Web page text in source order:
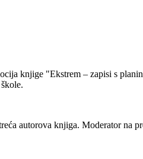
knjige "Ekstrem – zapisi s
autorova knjiga. Moderator na